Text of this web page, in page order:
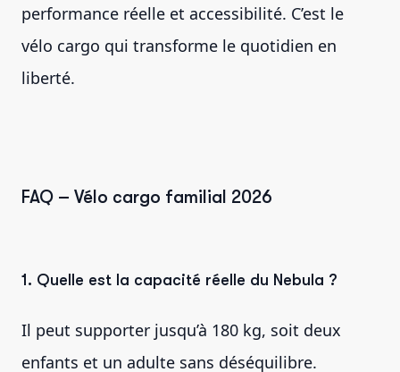
performance réelle et accessibilité. C’est le
vélo cargo qui transforme le quotidien en
liberté.
FAQ – Vélo cargo familial 2026
1. Quelle est la capacité réelle du Nebula ?
Il peut supporter jusqu’à 180 kg, soit deux
enfants et un adulte sans déséquilibre.